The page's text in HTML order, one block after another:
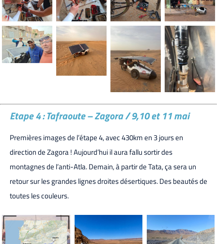
Etape 4 : Tafraoute – Zagora / 9,10 et 11 mai
Premières images de l’étape 4, avec 430km en 3 jours en
direction de Zagora ! Aujourd’hui il aura fallu sortir des
montagnes de l’anti-Atla. Demain, à partir de Tata, ça sera un
retour sur les grandes lignes droites désertiques. Des beautés de
toutes les couleurs.